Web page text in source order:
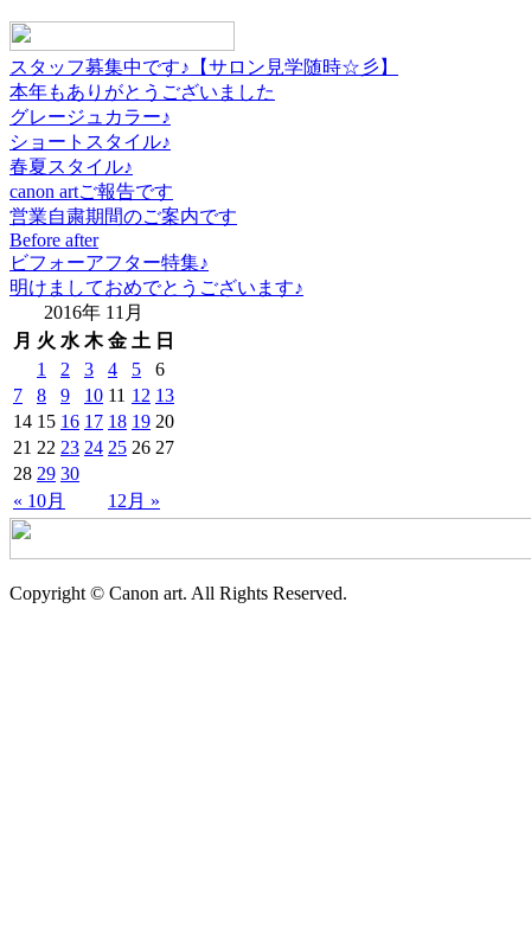
スタッフ募集中です♪【サロン見学随時☆彡】
本年もありがとうございました
グレージュカラー♪
ショートスタイル♪
春夏スタイル♪
canon artご報告です
営業自粛期間のご案内です
Before after
ビフォーアフター特集♪
明けましておめでとうございます♪
2016年 11月
月 火 水 木 金 土 日
« 10月 12月 »
1 2 3 4 5
6
7
8 9 10 11 12 13
14 15 16 17 18 19 20
21 22 23 24 25 26 27
28 29 30
Copyright © Canon art. All Rights Reserved.